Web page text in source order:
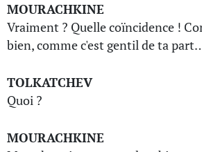
MOURACHKINE
Vraiment ? Quelle coïncidence !
bien, comme c'est gentil de ta
TOLKATCHEV
Quoi ?
MOURACHKINE